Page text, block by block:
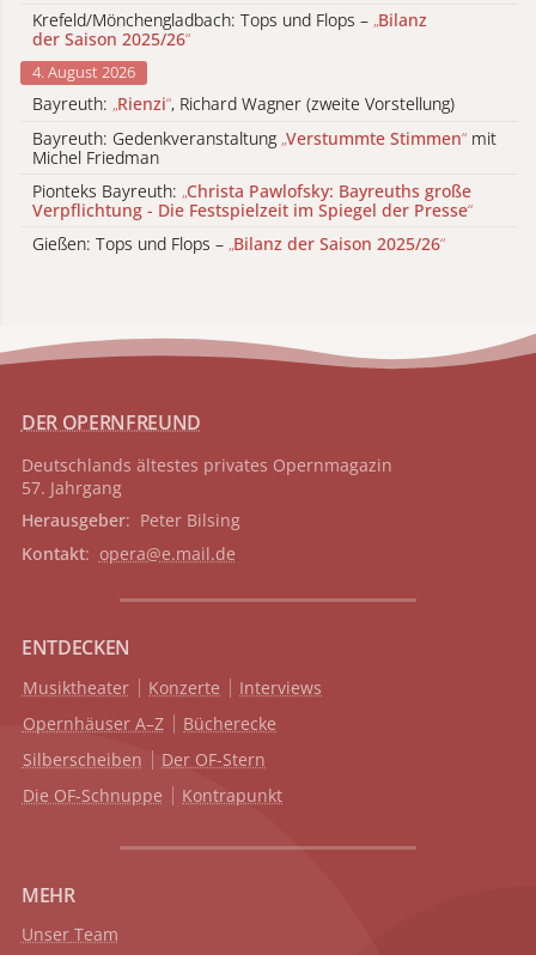
Krefeld/Mönchengladbach: Tops und Flops – „Bilanz
der Saison 2025/26“
4. August 2026
Bayreuth: „Rienzi“, Richard Wagner (zweite Vorstellung)
Bayreuth: Gedenkveranstaltung „Verstummte Stimmen“ mit
Michel Friedman
Pionteks Bayreuth: „Christa Pawlofsky: Bayreuths große
Verpflichtung - Die Festspielzeit im Spiegel der Presse“
Gießen: Tops und Flops – „Bilanz der Saison 2025/26“
DER OPERNFREUND
Deutschlands ältestes privates Opernmagazin
57. Jahrgang
Herausgeber: Peter Bilsing
Kontakt: opera@e.mail.de
ENTDECKEN
Musiktheater Konzerte
Interviews
Opernhäuser A–Z
Bücherecke
Silberscheiben
Der OF-Stern
Die OF-Schnuppe
Kontrapunkt
MEHR
Unser Team